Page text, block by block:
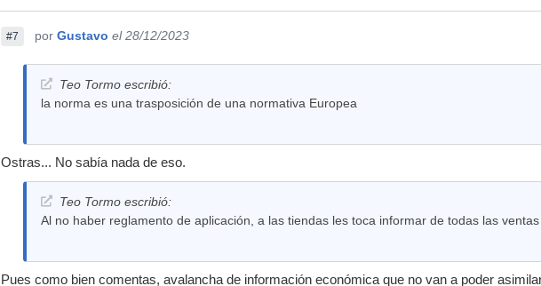
#7 por Gustavo el 28/12/2023
Teo Tormo escribió:
la norma es una trasposición de una normativa Europea
Ostras... No sabía nada de eso.
Teo Tormo escribió:
Al no haber reglamento de aplicación, a las tiendas les toca informar de todas las ventas
Pues como bien comentas, avalancha de información económica que no van a poder